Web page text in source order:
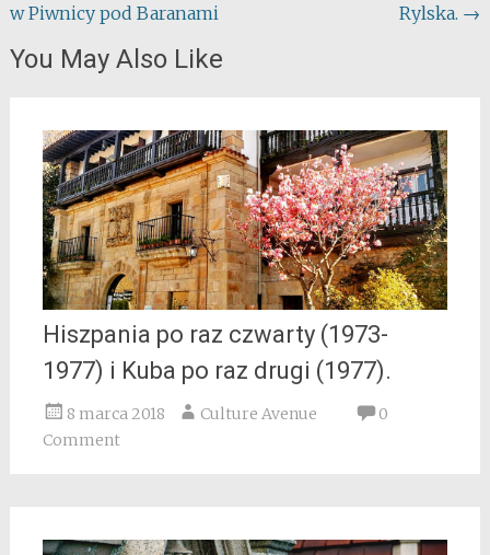
w Piwnicy pod Baranami
Rylska. →
You May Also Like
Hiszpania po raz czwarty (1973-
1977) i Kuba po raz drugi (1977).
8 marca 2018 Culture Avenue
0
Comment